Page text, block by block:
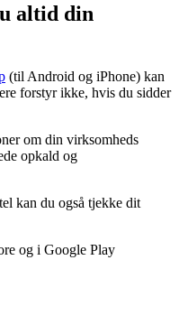
altid din
(til Android og iPhone) kan
forstyr ikke, hvis du sidder
om din virksomheds
opkald og
kan du også tjekke dit
og i Google Play